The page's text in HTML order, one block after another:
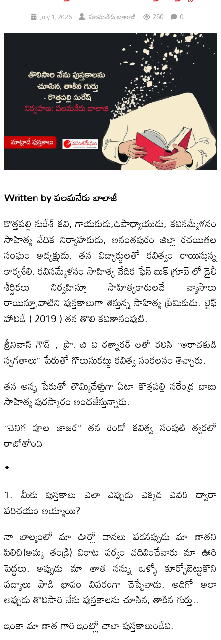
July 1, 2026 పలమనేరు బాలాజీ 250 0
Written byపలమనేరు బాలాజీ
కొత్తపల్లి సురేశ్ కవి, గాయకుడు,ఉపాధ్యాయుడు, కవిసమ్మేళనం
సాహిత్య వేదిక నిర్వాహకుడు, అనంతపురం జిల్లా రచయితల
సంఘం అద్యక్షుడు. తన విద్యార్థులతో కవిత్వం రాయిస్తున్న
కార్యశీలి. కవిసమ్మేళనం సాహిత్య వేదిక ఫేస్ బుక్ గ్రూప్ లో డైలీ
శీర్షికలు నిర్వహిస్తూ సాహిత్యకారులచే వ్యాసాలు
రాయిస్తూ,వాటిని పుస్తకాలుగా తెస్తున్న సాహిత్య ప్రేమికుడు. లైఫ్
హాలిడే ( 2019 ) తన తొలి కవితాసంపుటి.
శ్రీనివాస్ గౌడ్ , ప్రొ. జి వి రత్నాకర్ లతో కలిసి “అరాచకుడి
స్వగతాలు” పేరుతో గొలుసుకట్టు కవిత్వ సంకలనం తెచ్చారు.
తన అన్న పేరుతో తొమ్మిదేళ్లుగా ఏటా కొత్తపల్లి నరేంద్ర బాబు
సాహిత్య పురస్కారం అందజేస్తున్నారు.
“చెనిగ పూల జాజర” తన రెండో కవిత్వ సంపుటి త్వరలో
రాబోతోంది
*
1. మీకు పుస్తకాలు ఎలా ఎప్పుడు ఎక్కడ ఎవరి ద్వారా
పరిచయం అయ్యాయి?
నా బాల్యంలో మా ఊర్లో వానలు పడనప్పుడు మా తాతని
పిలిచి(అమ్మ తండ్రి) విరాట పర్వం చదివించేవారు మా ఊరి
పెద్దలు. అప్పుడు మా తాత నన్ను ఒళ్ళో కూర్చోబెట్టుకొని
పద్యాలు పాడి భావం వివరంగా చెప్పేవాడు. అదిగో అలా
అప్పుడు తొలిసారి నేను పుస్తకాలను చూసిన, తాకిన గుర్తు..
ఇంకా మా తాత గారి ఇంట్లో చాలా పుస్తకాలుండేవి.